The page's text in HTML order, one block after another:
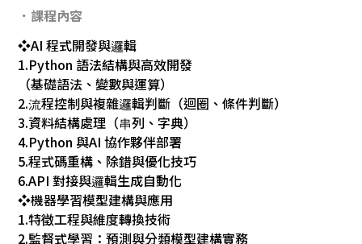
．課程內容
❖AI 程式開發與邏輯
1.Python 語法結構與高效開發
（基礎語法、變數與運算）
2.流程控制與複雜邏輯判斷（迴圈、條件判斷）
3.資料結構處理（串列、字典）
4.Python 與AI 協作夥伴部署
5.程式碼重構、除錯與優化技巧
6.API 對接與邏輯生成自動化
❖機器學習模型建構與應用
1.特徵工程與維度轉換技術
2.監督式學習：預測與分類模型建構實務